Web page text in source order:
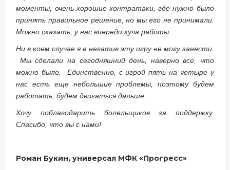
моменты, очень хорошие контратаки, где нужно было
принять правильное решение, но мы его не принимали.
Можно сказать, у нас впереди куча работы.
Ни в коем случае я в негатив эту игру не могу занести.
Мы сделали на сегодняшний день, наверно все, что
можно было. Единственно, с игрой пять на четыре у
нас есть еще небольшие проблемы, поэтому будем
работать, будем двигаться дальше.
Хочу поблагодарить болельщиков за поддержку.
Спасибо, что вы с нами!
Роман Букин, универсал МФК «Прогресс»